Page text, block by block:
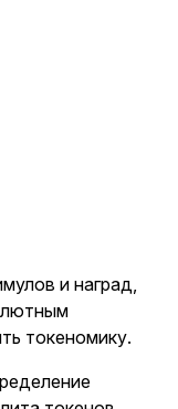
и наград,
токеномику.